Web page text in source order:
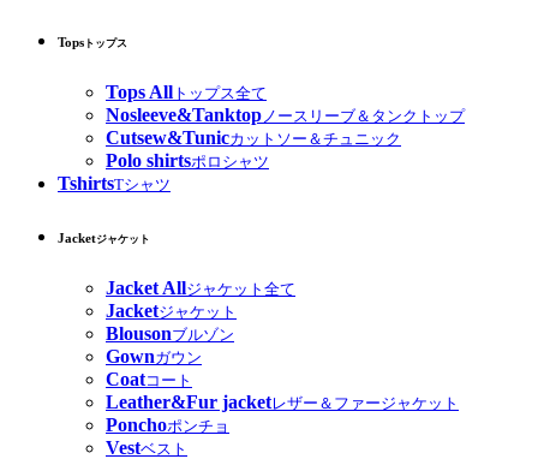
Tops トップス
Tops All トップス全て
Nosleeve&Tanktop ノースリーブ＆タンクトップ
Cutsew&Tunicカットソー＆チュニック
Polo shirtsポロシャツ
TshirtsTシャツ
Jacketジャケット
Jacket Allジャケット全て
Jacketジャケット
Blousonブルゾン
Gownガウン
Coatコート
Leather&Fur jacketレザー＆ファージャケット
Ponchoポンチョ
Vestベスト